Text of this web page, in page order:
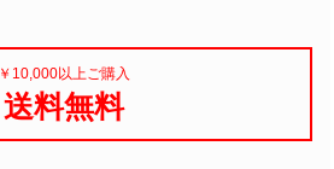
￥10,000以上ご購入
送料無料